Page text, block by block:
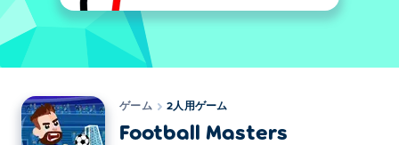
ゲーム 2人用ゲーム
Football Masters